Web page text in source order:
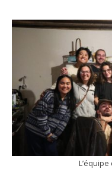
L’équipe